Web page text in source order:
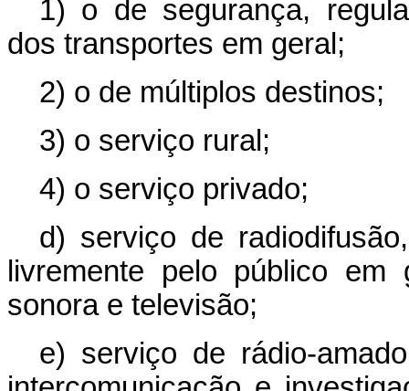
1) o de segurança,
dos transportes em geral;
2) o de múltiplos destinos;
3) o serviço rural;
4) o serviço privado;
d) serviço de
livremente pelo público em
sonora e televisão;
e) serviço de rádio-